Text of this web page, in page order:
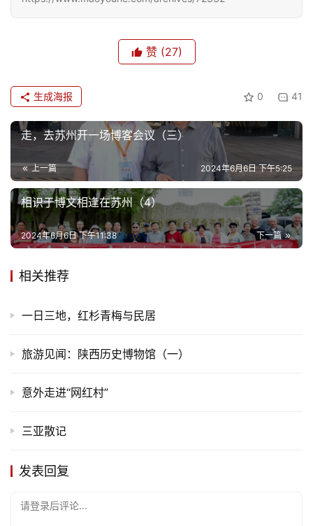
赞 (27)
0 41
生成海报
走，去苏州开一场博客会议（三）
上一篇 2024年6月6日 下午5:25
相识于博文相逢在苏州（4）
下一篇
2024年6月6日 下午11:38
相关推荐
一日三地，红杉青梅与民居
旅游见闻：陕西历史博物馆（一）
意外走进“网红村”
三亚散记
发表回复
请登录后评论...